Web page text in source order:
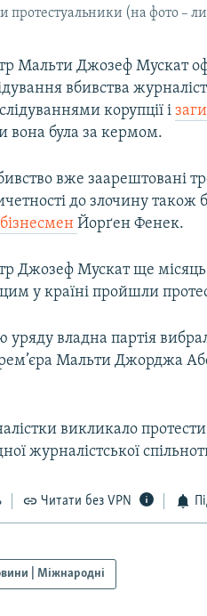
(на фото –
Мальти Джозеф Мускат
вбивства
корупції і
вона була за кермом.
вже заарештовані
до злочину
Йорґен Фенек.
Джозеф Мускат ще
у країні пройшли
владна партія
Мальти Джорджа
викликало протести
журналістської
Читати без VPN
| Міжнародні